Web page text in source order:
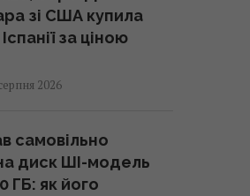
зі США купила
за ціною
2026
самовільно
диск ШІ-модель
ГБ: як його